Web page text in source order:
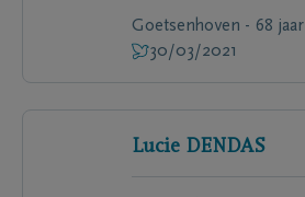
Goetsenhoven - 68 jaar
30/03/2021
Lucie DENDAS